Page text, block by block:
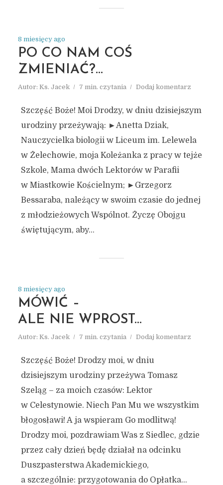
8 miesięcy ago
PO CO NAM COŚ
ZMIENIAĆ?…
Autor: Ks. Jacek 7 min. czytania Dodaj komentarz
Szczęść Boże! Moi Drodzy, w dniu dzisiejszym
urodziny przeżywają: ►Anetta Dziak,
Nauczycielka biologii w Liceum im. Lelewela
w Żelechowie, moja Koleżanka z pracy w tejże
Szkole, Mama dwóch Lektorów w Parafii
w Miastkowie Kościelnym; ►Grzegorz
Bessaraba, należący w swoim czasie do jednej
z młodzieżowych Wspólnot. Życzę Obojgu
świętującym, aby...
8 miesięcy ago
MÓWIĆ –
ALE NIE WPROST…
Autor: Ks. Jacek 7 min. czytania Dodaj komentarz
Szczęść Boże! Drodzy moi, w dniu
dzisiejszym urodziny przeżywa Tomasz
Szeląg – za moich czasów: Lektor
w Celestynowie. Niech Pan Mu we wszystkim
błogosławi! A ja wspieram Go modlitwą!
Drodzy moi, pozdrawiam Was z Siedlec, gdzie
przez cały dzień będę działał na odcinku
Duszpasterstwa Akademickiego,
a szczególnie: przygotowania do Opłatka...